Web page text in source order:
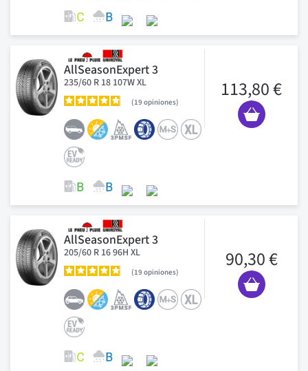
AllSeasonExpert 3
235/60 R 18 107W XL
19 opiniones
113,80 €
AllSeasonExpert 3
205/60 R 16 96H XL
19 opiniones
90,30 €